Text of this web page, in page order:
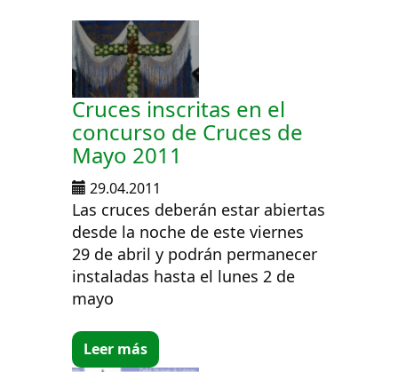
Cruces inscritas en el
concurso de Cruces de
Mayo 2011
29.04.2011
Las cruces deberán estar abiertas
desde la noche de este viernes
29 de abril y podrán permanecer
instaladas hasta el lunes 2 de
mayo
Leer más